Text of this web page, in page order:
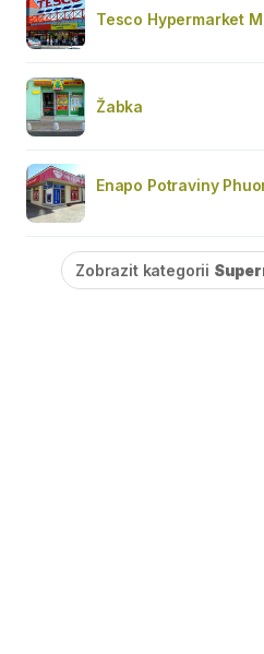
Tesco Hypermarket
Žabka
Enapo Potraviny
Zobrazit kategorii